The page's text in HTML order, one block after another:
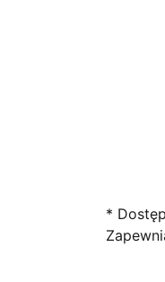
*